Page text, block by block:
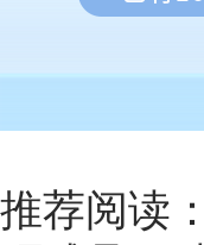
推荐阅读：